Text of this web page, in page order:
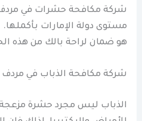
شركة مكافحة حشرات في
مستوى دولة الإمارات
هو ضمان لراحة بالك من هذه
شركة مكافحة الذباب في مردف
الذباب ليس مجرد حشرة